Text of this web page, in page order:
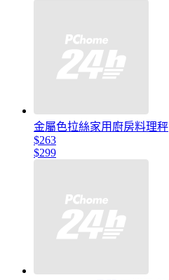
金屬色拉絲家用廚房料理秤
$263
$299